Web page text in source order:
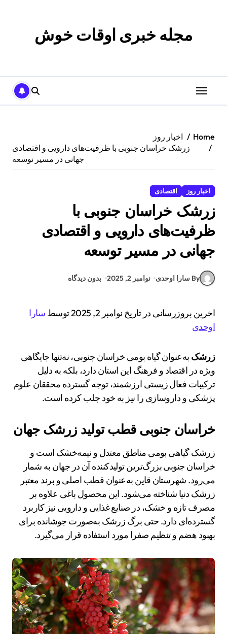
مجله خبری اوقات خوش
Home
اخبار روز
زرشک خراسان جنوبی با ظرفیت‌های دارویی و اقتصادی
جهانی در مسیر توسعه
اخبار روز اقتصادی
زرشک خراسان جنوبی با
ظرفیت‌های دارویی و اقتصادی
جهانی در مسیر توسعه
By سارا اوحدی نوامبر 2, 2025 بدون دیدگاه
اخرین بروزرسانی در تاریخ نوامبر 2, 2025 توسط
سارا
اوحدی
زرشک به‌عنوان گیاه بومی خراسان جنوبی، نه‌تنها جایگاهی
ویژه در اقتصاد و فرهنگ این استان دارد، بلکه به دلیل
ترکیبات فعال زیستی ارزشمند، توجه گسترده محققان علوم
پزشکی و داروسازی را نیز به خود جلب کرده است.
خراسان جنوبی قطب تولید زرشک جهان
زرشک گیاهی بومی مناطق معتدل و نیمه‌خشک است و
خراسان جنوبی بزرگ‌ترین تولیدکننده آن در جهان به شمار
می‌رود. شهرستان قاین به‌عنوان قطب اصلی و برند معتبر
زرشک دنیا شناخته می‌شود. این محصول باغی علاوه بر
مصرف تازه و خشک، در صنایع غذایی و دارویی نیز کاربرد
گسترده‌ای دارد. حتی برگ زرشک به‌صورت جوشانده برای
بهبود هضم و تنظیم صفرا مورد استفاده قرار می‌گیرد.